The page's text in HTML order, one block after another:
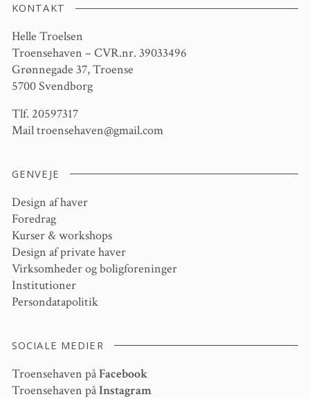
KONTAKT
Helle Troelsen
Troensehaven – CVR.nr. 39033496
Grønnegade 37, Troense
5700 Svendborg
Tlf. 20597317
Mailtroensehaven@gmail.com
GENVEJE
Design af haver
Foredrag
Kurser & workshops
Design af private haver
Virksomheder og boligforeninger
Institutioner
Persondatapolitik
SOCIALE MEDIER
Troensehaven påFacebook
Troensehaven påInstagram